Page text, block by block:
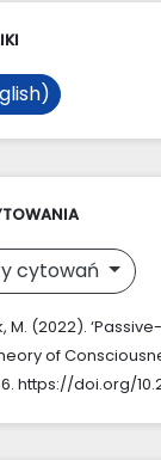
cytowań
M. (2022).
of
https://doi.org/